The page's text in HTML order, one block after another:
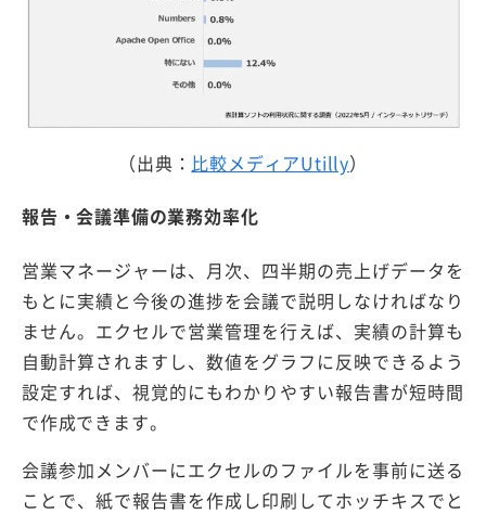
（出典： 比較メディアUtilly）
報告・会議準備の業務効率化
営業マネージャーは、月次、四半期の売上げデータを
もとに実績と今後の進捗を会議で説明しなければなり
ません。エクセルで営業管理を行えば、実績の計算も
自動計算されますし、数値をグラフに反映できるよう
設定すれば、視覚的にもわかりやすい報告書が短時間
で作成できます。
会議参加メンバーにエクセルのファイルを事前に送る
ことで、紙で報告書を作成し印刷してホッチキスでと